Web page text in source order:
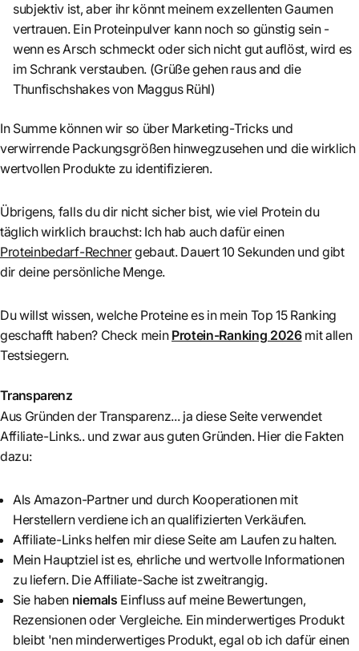
subjektiv ist, aber ihr könnt meinem exzellenten Gaumen
vertrauen. Ein Proteinpulver kann noch so günstig sein -
wenn es Arsch schmeckt oder sich nicht gut auflöst, wird es
im Schrank verstauben. (Grüße gehen raus and die
Thunfischshakes von Maggus Rühl)
In Summe können wir so über Marketing-Tricks und
verwirrende Packungsgrößen hinwegzusehen und die wirklich
wertvollen Produkte zu identifizieren.
Übrigens, falls du dir nicht sicher bist, wie viel Protein du
täglich wirklich brauchst: Ich hab auch dafür einen
Proteinbedarf-Rechnergebaut. Dauert 10 Sekunden und gibt
dir deine persönliche Menge.
Du willst wissen, welche Proteine es in mein Top 15 Ranking
geschafft haben? Check mein Protein-Ranking 2026mit allen
Testsiegern.
Transparenz
Aus Gründen der Transparenz... ja diese Seite verwendet
Affiliate-Links.. und zwar aus guten Gründen. Hier die Fakten
dazu:
Als Amazon-Partner und durch Kooperationen mit
Herstellern verdiene ich an qualifizierten Verkäufen.
Affiliate-Links helfen mir diese Seite am Laufen zu halten.
Mein Hauptziel ist es, ehrliche und wertvolle Informationen
zu liefern. Die Affiliate-Sache ist zweitrangig.
Sie haben niemals Einfluss auf meine Bewertungen,
Rezensionen oder Vergleiche. Ein minderwertiges Produkt
bleibt 'nen minderwertiges Produkt, egal ob ich dafür einen